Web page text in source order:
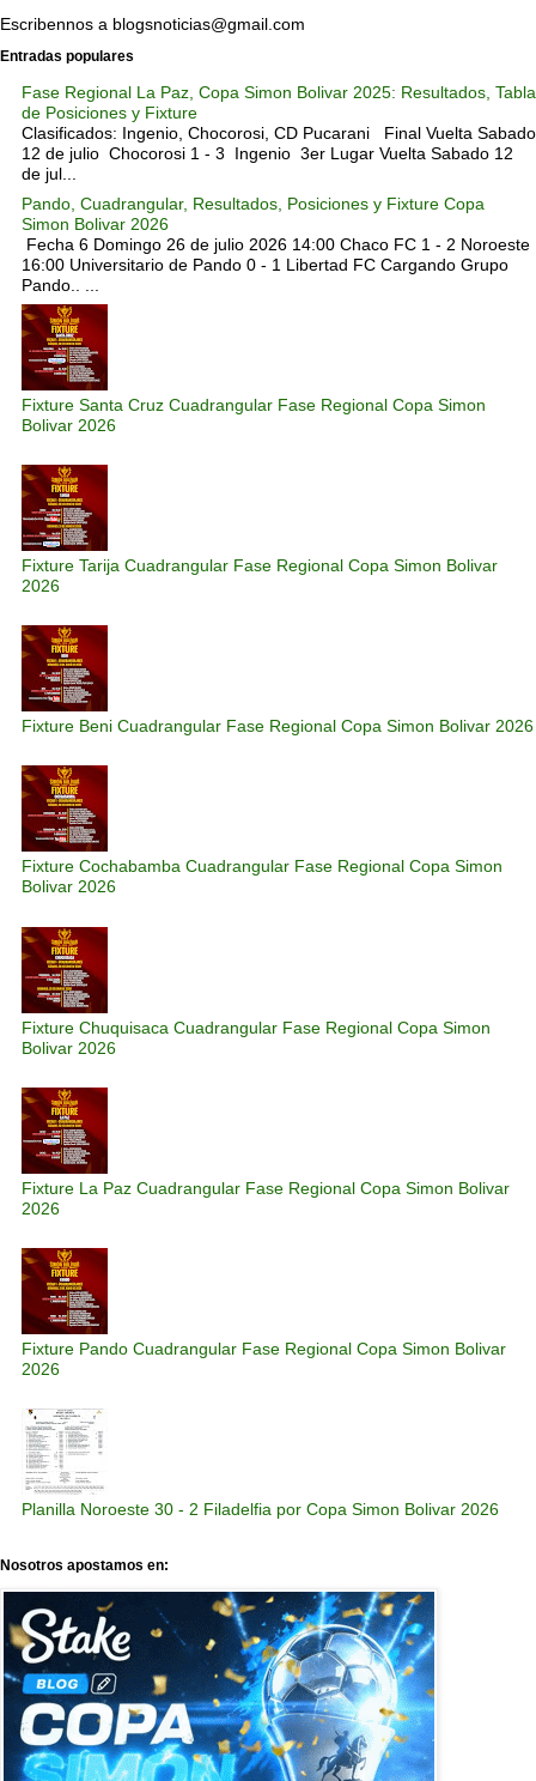
Escribennos a blogsnoticias@gmail.com
Entradas populares
Fase Regional La Paz, Copa Simon Bolivar 2025: Resultados, Tabla
de Posiciones y Fixture
Clasificados: Ingenio, Chocorosi, CD Pucarani Final Vuelta Sabado
12 de julio Chocorosi 1 - 3 Ingenio 3er Lugar Vuelta Sabado 12
de jul...
Pando, Cuadrangular, Resultados, Posiciones y Fixture Copa
Simon Bolivar 2026
Fecha 6 Domingo 26 de julio 2026 14:00 Chaco FC 1 - 2 Noroeste
16:00 Universitario de Pando 0 - 1 Libertad FC Cargando Grupo
Pando.. ...
Fixture Santa Cruz Cuadrangular Fase Regional Copa Simon
Bolivar 2026
Fixture Tarija Cuadrangular Fase Regional Copa Simon Bolivar
2026
Fixture Beni Cuadrangular Fase Regional Copa Simon Bolivar 2026
Fixture Cochabamba Cuadrangular Fase Regional Copa Simon
Bolivar 2026
Fixture Chuquisaca Cuadrangular Fase Regional Copa Simon
Bolivar 2026
Fixture La Paz Cuadrangular Fase Regional Copa Simon Bolivar
2026
Fixture Pando Cuadrangular Fase Regional Copa Simon Bolivar
2026
Planilla Noroeste 30 - 2 Filadelfia por Copa Simon Bolivar 2026
Nosotros apostamos en: